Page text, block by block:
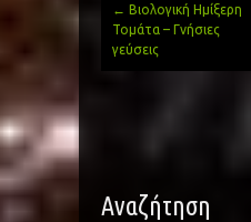
Post
navigation
← Βιολογική Ημίξερη
Τομάτα – Γνήσιες
γεύσεις
Αναζήτηση